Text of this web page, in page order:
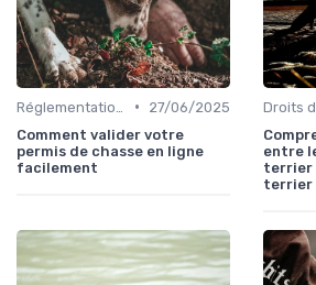
•
27/06/2025
Comment valider votre
permis de chasse en ligne
facilement
entre
terrier
terrier